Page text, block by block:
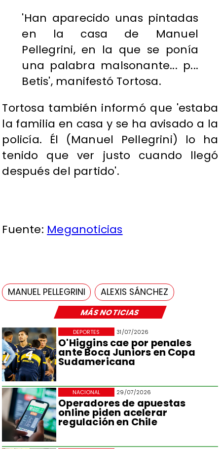
MÁS NOTICIAS
31/07/2026
O'Higgins cae por penales
ante Boca Juniors en Copa
Sudamericana
DEPORTES
29/07/2026
Operadores de apuestas
online piden acelerar
regulación en Chile
NACIONAL
'Han aparecido unas pintadas
en la casa de Manuel
Pellegrini, en la que se ponía
una palabra malsonante... p...
Betis', manifestó Tortosa.
Tortosa también informó que 'estaba
la familia en casa y se ha avisado a la
policía. Él (Manuel Pellegrini) lo ha
tenido que ver justo cuando llegó
después del partido'.
Fuente: Meganoticias
MANUEL PELLEGRINI ALEXIS SÁNCHEZ